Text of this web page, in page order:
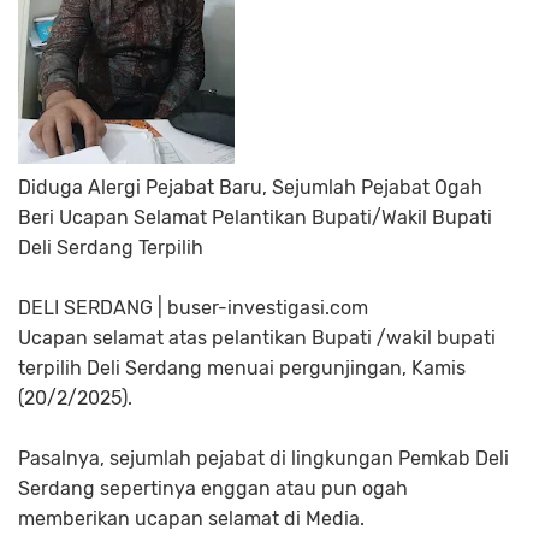
Diduga Alergi Pejabat Baru, Sejumlah Pejabat Ogah
Beri Ucapan Selamat Pelantikan Bupati/Wakil Bupati
Deli Serdang Terpilih
DELI SERDANG | buser-investigasi.com
Ucapan selamat atas pelantikan Bupati /wakil bupati
terpilih Deli Serdang menuai pergunjingan, Kamis
(20/2/2025).
Pasalnya, sejumlah pejabat di lingkungan Pemkab Deli
Serdang sepertinya enggan atau pun ogah
memberikan ucapan selamat di Media.